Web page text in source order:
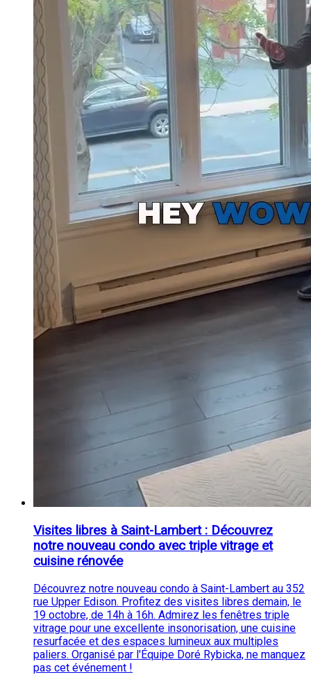
Visites libres à Saint-Lambert : Découvrez
notre nouveau condo avec triple vitrage et
cuisine rénovée
Découvrez notre nouveau condo à Saint-Lambert au 352
rue Upper Edison. Profitez des visites libres demain, le
19 octobre, de 14h à 16h. Admirez les fenêtres triple
vitrage pour une excellente insonorisation, une cuisine
resurfacée et des espaces lumineux aux multiples
paliers. Organisé par l'Équipe Doré Rybicka, ne manquez
pas cet événement !